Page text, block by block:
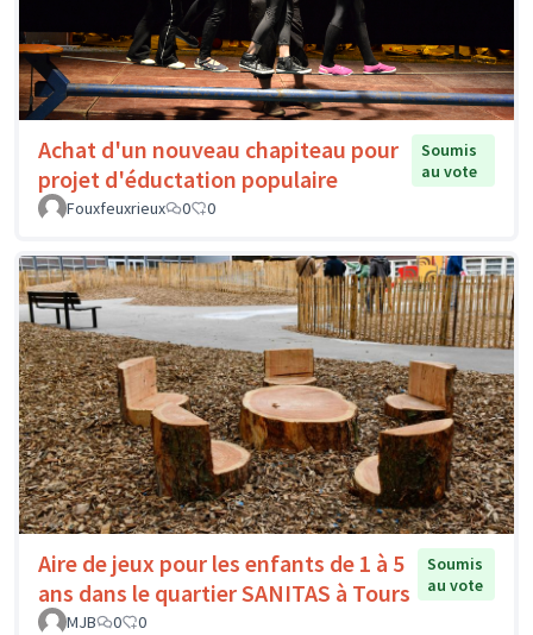
Achat d'un nouveau chapiteau pour
projet d'éductation populaire
Soumis
au vote
Fouxfeuxrieux
0 0
Aire de jeux pour les enfants de 1 à 5
ans dans le quartier SANITAS à Tours
Soumis
au vote
MJB
0 0